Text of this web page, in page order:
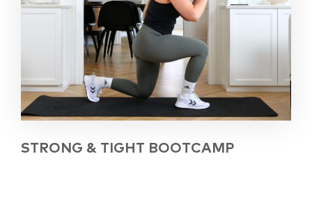
STRONG & TIGHT BOOTCAMP